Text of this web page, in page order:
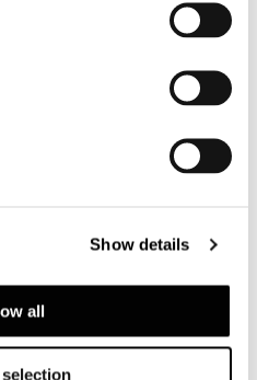
Show details
all
nella pineta